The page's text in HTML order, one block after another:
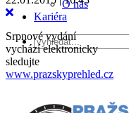
O nás
Kariéra
Srpnové vydání
vychází elektronicky
sledujte
www.prazskyprehled.cz